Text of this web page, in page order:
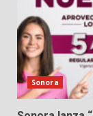
Sonora